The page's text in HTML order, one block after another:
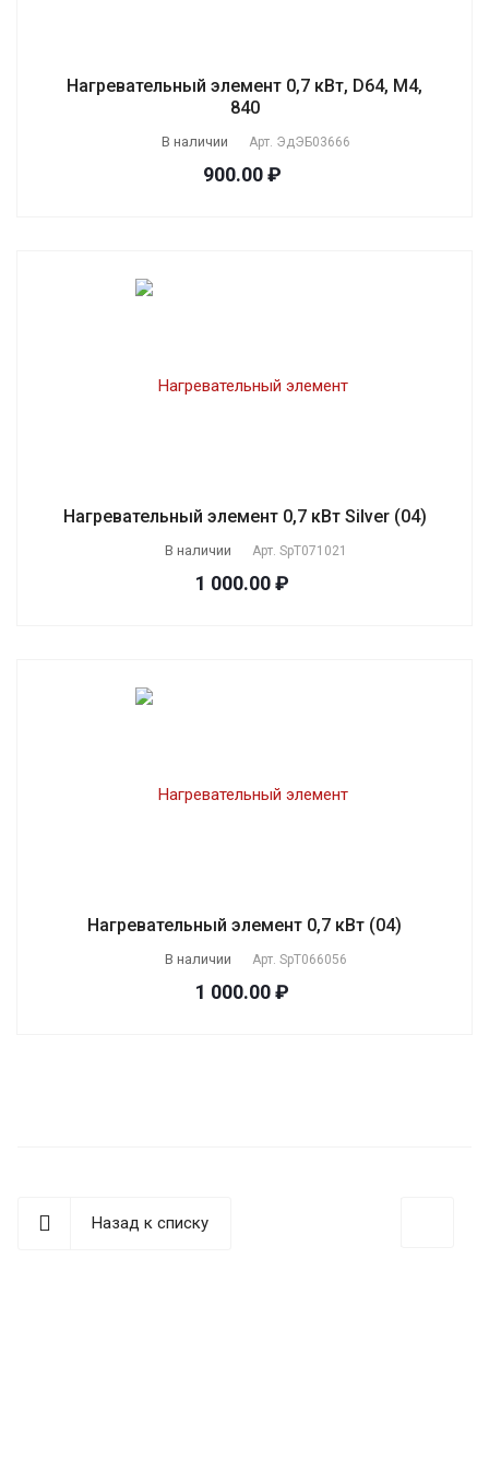
Нагревательный элемент 0,7 кВт, D64, M4,
840
В наличии Арт. ЭдЭБ03666
900.00 ₽
Нагревательный элемент 0,7 кВт Silver (04)
В наличии Арт. SpT071021
1 000.00 ₽
Нагревательный элемент 0,7 кВт (04)
В наличии Арт. SpT066056
1 000.00 ₽
Назад к списку